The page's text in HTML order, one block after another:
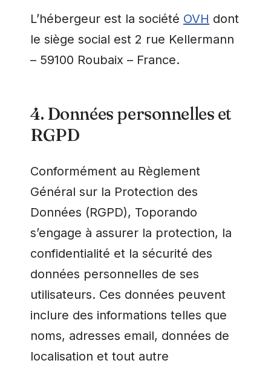
L’hébergeur est la société OVH dont
le siège social est 2 rue Kellermann
– 59100 Roubaix – France.
4. Données personnelles et
RGPD
Conformément au Règlement
Général sur la Protection des
Données (RGPD), Toporando
s’engage à assurer la protection, la
confidentialité et la sécurité des
données personnelles de ses
utilisateurs. Ces données peuvent
inclure des informations telles que
noms, adresses email, données de
localisation et tout autre